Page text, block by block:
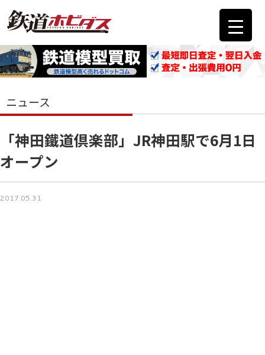
ニュース
「神田鐵道倶楽部」JR神田駅で6月1日
オープン
2017.05.31